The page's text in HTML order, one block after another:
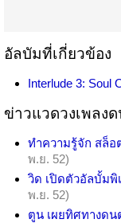
อัลบัมที่เกี่ยวข้อง
Interlude 3: Soul
ข่าวแวดวงเพลง
ทำความรู้จัก สล็
พ.ย. 52)
วิด เปิดตัวอัลบั้ม
พ.ย. 52)
ตูน เผยทิศทางดน